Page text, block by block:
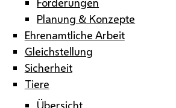
Planung & Konzepte
Ehrenamtliche Arbeit
Gleichstellung
Sicherheit
Tiere
Übersicht